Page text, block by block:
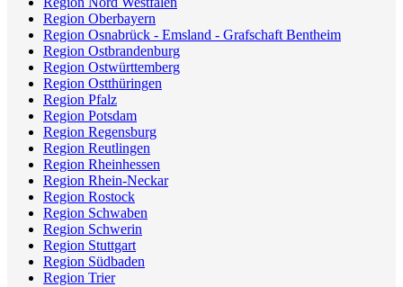
Region Oberbayern
Region Osnabrück - Emsland - Grafschaft Bentheim
Region Ostbrandenburg
Region Ostwürttemberg
Region Ostthüringen
Region Pfalz
Region Potsdam
Region Regensburg
Region Reutlingen
Region Rheinhessen
Region Rhein-Neckar
Region Rostock
Region Schwaben
Region Schwerin
Region Stuttgart
Region Südbaden
Region Trier